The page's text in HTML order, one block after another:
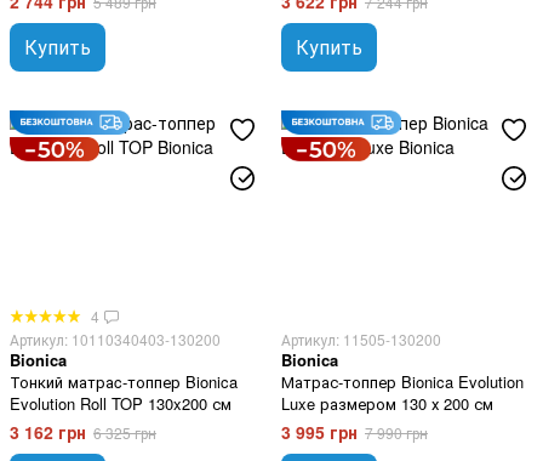
Купить Купить
4
Артикул: 10110340403-130200
Bionica
Тонкий матраc-топпер Bionica
Evolution Roll TOP 130x200 см
3 162 грн 6 325 грн
Артикул: 11505-130200
Bionica
Матрас-топпер Bionica Evolution
Luxe размером 130 х 200 см
3 995 грн 7 990 грн